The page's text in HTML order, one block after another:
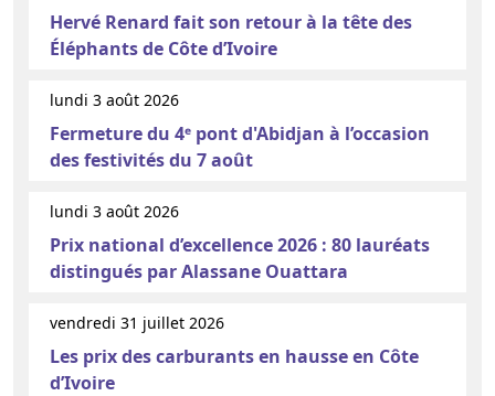
Hervé Renard fait son retour à la tête des
Éléphants de Côte d’Ivoire
lundi 3 août 2026
Fermeture du 4ᵉ pont d'Abidjan à l’occasion
des festivités du 7 août
lundi 3 août 2026
Prix national d’excellence 2026 : 80 lauréats
distingués par Alassane Ouattara
vendredi 31 juillet 2026
Les prix des carburants en hausse en Côte
d’Ivoire